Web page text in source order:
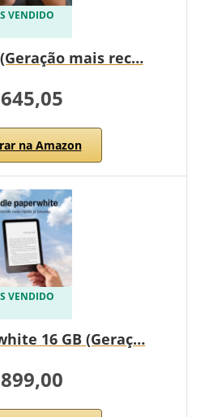
VENDIDO
mais rec…
na Amazon
VENDIDO
16 GB (Geraç…